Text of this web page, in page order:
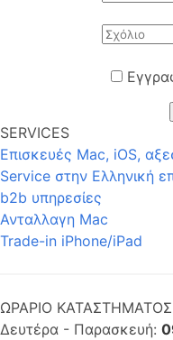
SERVICES
Επισκευές Mac, iOS,
Service στην Eλληνική
b2b υπηρεσίες
Ανταλλαγη Mac
Trade-in iPhone/iPad
ΩΡΑΡΙΟ
Δευτέρα - Παρασκευή: